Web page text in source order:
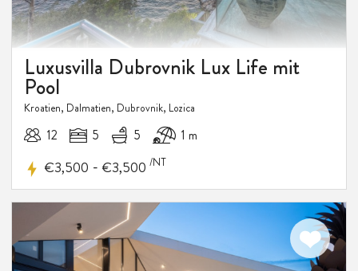
20%
RABATT
Luxusvilla Dubrovnik Lux Life mit
Pool
Kroatien, Dalmatien, Dubrovnik, Lozica
12 5 5 1 m
€3,500 - €3,500 /NT